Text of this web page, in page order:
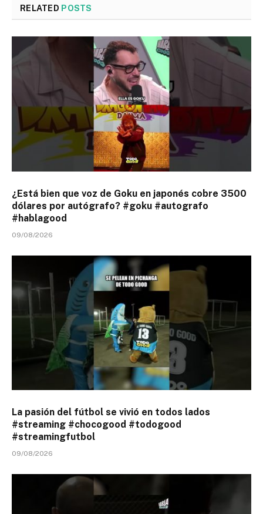
RELATED POSTS
¿Está bien que voz de Goku en japonés cobre 3500
dólares por autógrafo? #goku #autografo
#hablagood
09/08/2026
La pasión del fútbol se vivió en todos lados
#streaming #chocogood #todogood
#streamingfutbol
09/08/2026